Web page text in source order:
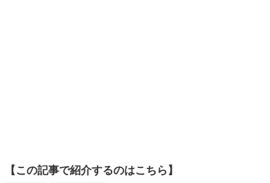
【この記事で紹介するのはこちら】